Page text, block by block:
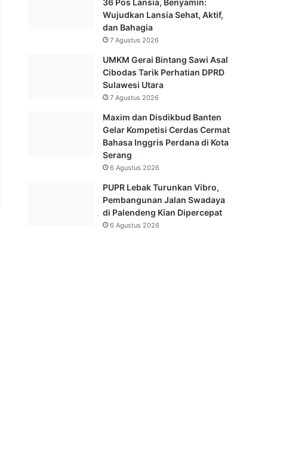
36 Pos Lansia, Benyamin:
Wujudkan Lansia Sehat, Aktif,
dan Bahagia
7 Agustus 2026
UMKM Gerai Bintang Sawi Asal
Cibodas Tarik Perhatian DPRD
Sulawesi Utara
7 Agustus 2026
Maxim dan Disdikbud Banten
Gelar Kompetisi Cerdas Cermat
Bahasa Inggris Perdana di Kota
Serang
6 Agustus 2026
PUPR Lebak Turunkan Vibro,
Pembangunan Jalan Swadaya
di Palendeng Kian Dipercepat
6 Agustus 2026